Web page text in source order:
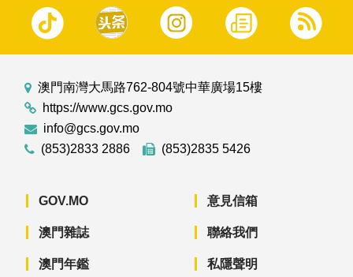
澳門南灣大馬路762-804號中華廣場15樓
https://www.gcs.gov.mo
info@gcs.gov.mo
(853)2833 2886
(853)2835 5426
GOV.MO
澳門雜誌
澳門年鑑
意見信箱
聯絡我們
私隱聲明